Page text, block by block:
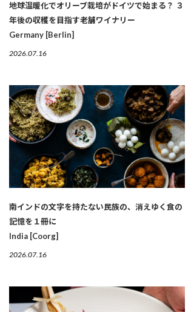
地球温暖化でオリーブ栽培がドイツで始まる？ ３
年後の収穫を目指す老舗ワイナリー
Germany [Berlin]
2026.07.16
南インドの文字を持たない民族の、消えゆく食の
記憶を１冊に
India [Coorg]
2026.07.16